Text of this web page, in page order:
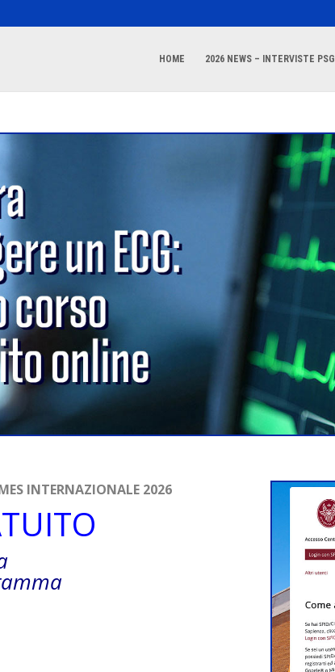
HOME 2026 NEWS – INTERVISTE PSG
INTERNAZIONALE 2026